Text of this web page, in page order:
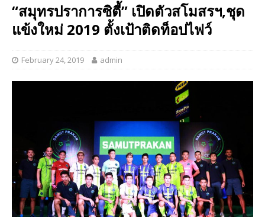
“สมุทรปราการซิตี้” เปิดตัวสโมสรฯ,ชุด
แข้งใหม่ 2019 ตั้งเป้าติดท็อปไฟว์
February 24, 2019 admin